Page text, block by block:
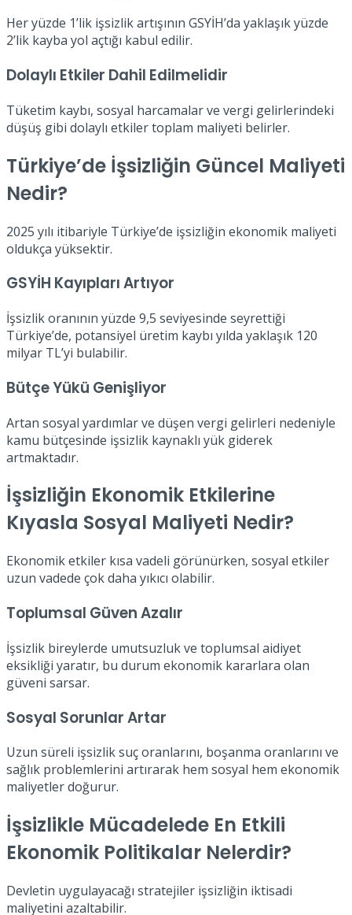
Her yüzde 1’lik işsizlik artışının GSYİH’da yaklaşık yüzde
2’lik kayba yol açtığı kabul edilir.
Dolaylı Etkiler Dahil Edilmelidir
Tüketim kaybı, sosyal harcamalar ve vergi gelirlerindeki
düşüş gibi dolaylı etkiler toplam maliyeti belirler.
Türkiye’de İşsizliğin Güncel Maliyeti
Nedir?
2025 yılı itibariyle Türkiye’de işsizliğin ekonomik maliyeti
oldukça yüksektir.
GSYİH Kayıpları Artıyor
İşsizlik oranının yüzde 9,5 seviyesinde seyrettiği
Türkiye’de, potansiyel üretim kaybı yılda yaklaşık 120
milyar TL’yi bulabilir.
Bütçe Yükü Genişliyor
Artan sosyal yardımlar ve düşen vergi gelirleri nedeniyle
kamu bütçesinde işsizlik kaynaklı yük giderek
artmaktadır.
İşsizliğin Ekonomik Etkilerine
Kıyasla Sosyal Maliyeti Nedir?
Ekonomik etkiler kısa vadeli görünürken, sosyal etkiler
uzun vadede çok daha yıkıcı olabilir.
Toplumsal Güven Azalır
İşsizlik bireylerde umutsuzluk ve toplumsal aidiyet
eksikliği yaratır, bu durum ekonomik kararlara olan
güveni sarsar.
Sosyal Sorunlar Artar
Uzun süreli işsizlik suç oranlarını, boşanma oranlarını ve
sağlık problemlerini artırarak hem sosyal hem ekonomik
maliyetler doğurur.
İşsizlikle Mücadelede En Etkili
Ekonomik Politikalar Nelerdir?
Devletin uygulayacağı stratejiler işsizliğin iktisadi
maliyetini azaltabilir.